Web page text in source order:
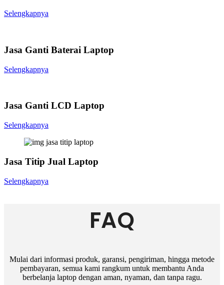
Selengkapnya
Jasa Ganti Baterai Laptop
Selengkapnya
Jasa Ganti LCD Laptop
Selengkapnya
Jasa Titip Jual Laptop
Selengkapnya
FAQ
Mulai dari informasi produk, garansi, pengiriman, hingga metode
pembayaran, semua kami rangkum untuk membantu Anda
berbelanja laptop dengan aman, nyaman, dan tanpa ragu.